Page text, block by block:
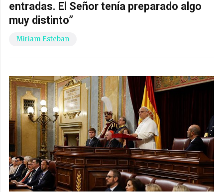
entradas. El Señor tenía preparado algo
muy distinto”
Miriam Esteban